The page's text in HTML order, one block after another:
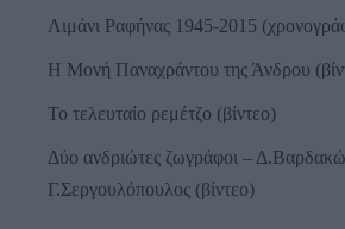
Λιμάνι Ραφήνας 1945-2015
Η Μονή Παναχράντου της Άνδρου
Το τελευταίο ρεμέτζο (βίντεο)
Δύο ανδριώτες ζωγράφοι –
Γ.Σεργουλόπουλος (βίντεο)